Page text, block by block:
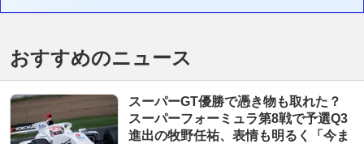
おすすめのニュース
スーパーGT優勝で憑き物も取れた？
スーパーフォーミュラ第8戦で予選Q3
進出の牧野任祐、表情も明るく「今ま